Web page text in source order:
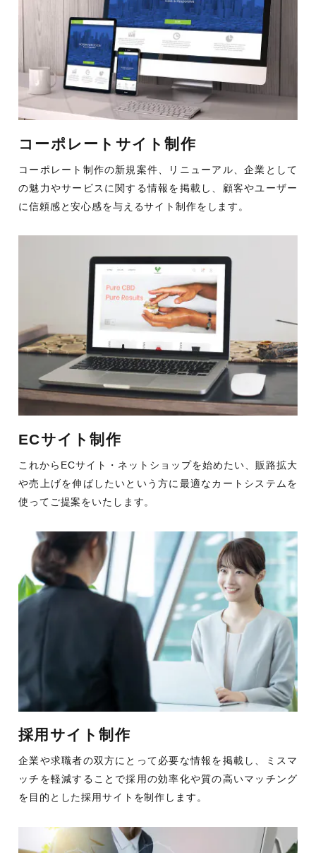
コーポレートサイト制作
コーポレート制作の新規案件、リニューアル、企業として
の魅力やサービスに関する情報を掲載し、顧客やユーザー
に信頼感と安心感を与えるサイト制作をします。
ECサイト制作
これからECサイト・ネットショップを始めたい、販路拡大
や売上げを伸ばしたいという方に最適なカートシステムを
使ってご提案をいたします。
採用サイト制作
企業や求職者の双方にとって必要な情報を掲載し、ミスマ
ッチを軽減することで採用の効率化や質の高いマッチング
を目的とした採用サイトを制作します。